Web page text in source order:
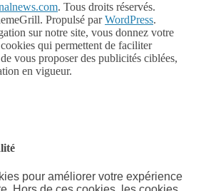
. Tous droits réservés.
Propulsé parWordPress.
sur notre site, vous donnez votre
qui permettent de faciliter
vous proposer des publicités ciblées,
en vigueur.
pour améliorer votre expérience